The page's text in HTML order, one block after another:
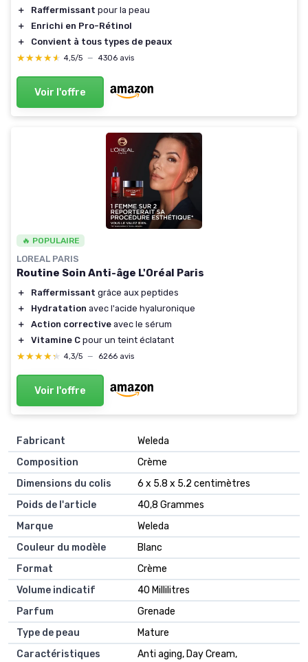
＋ Raffermissant pour la peau
＋
Enrichi en Pro-Rétinol
＋
Convient à tous types de peaux
★★★★★
★★★★★ 4,5/5 — 4306 avis
Voir l'offre
🔥 POPULAIRE
LOREAL PARIS
Routine Soin Anti-âge L'Oréal Paris
＋ Raffermissant grâce aux peptides
＋
Hydratation avec l'acide hyaluronique
＋
Action corrective avec le sérum
＋
Vitamine C pour un teint éclatant
★★★★★
★★★★★ 4,3/5 — 6266 avis
Voir l'offre
Fabricant
‎Weleda
Composition
‎Crème
Dimensions du colis
‎6 x 5.8 x 5.2 centimètres
Poids de l'article
‎40,8 Grammes
Marque
‎Weleda
Couleur du modèle
‎Blanc
Format
‎Crème
Volume indicatif
‎40 Millilitres
Parfum
‎Grenade
Type de peau
‎Mature
Caractéristiques
‎Anti aging, Day Cream,